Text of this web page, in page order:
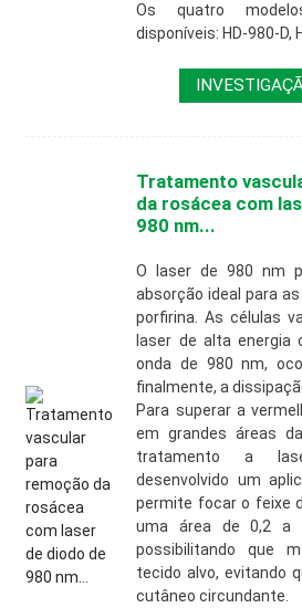
Os quatro
disponíveis: HD-980-D,
Tratamento
da rosácea com
980 nm...
O laser de 980 nm
absorção ideal para
porfirina. As células
laser de alta energia
onda de 980 nm,
finalmente, a
Para superar a
em grandes áreas
tratamento a
desenvolvido um
permite focar o feixe
uma área de 0,2 a
possibilitando que
tecido alvo, evitando
cutâneo circundante.